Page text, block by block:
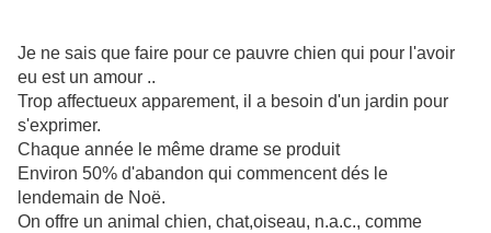
Je ne sais que faire pour ce pauvre chien qui pour l'avoir
eu est un amour ..
Trop affectueux apparement, il a besoin d'un jardin pour
s'exprimer.
Chaque année le même drame se produit
Environ 50% d'abandon qui commencent dés le
lendemain de Noë.
On offre un animal chien, chat,oiseau, n.a.c., comme